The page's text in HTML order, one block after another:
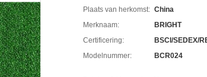
Plaats van herkomst: China
Merknaam:
BRIGHT
Certificering:
BSCI/SEDEX/
Modelnummer:
BCR024